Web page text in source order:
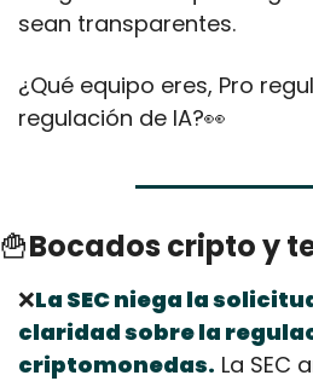
sean transparentes.
¿Qué equipo eres, Pro
regulación de IA?👀
🍟Bocados cripto y
❌La SEC niega la
claridad sobre la
criptomonedas. La SEC